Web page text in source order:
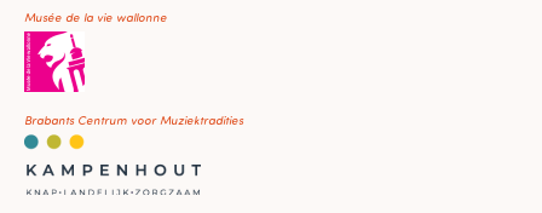
Musée de la vie wallonne
Brabants Centrum voor Muziektradities